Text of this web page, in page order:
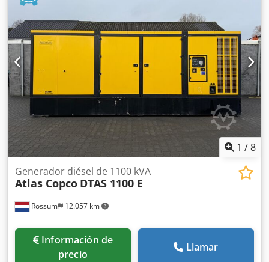
1 /8
Rossum 12.057 km
Generador diésel de 1100 kVA
Atlas Copco DTAS 1100 E
Información de
precio
Llamar